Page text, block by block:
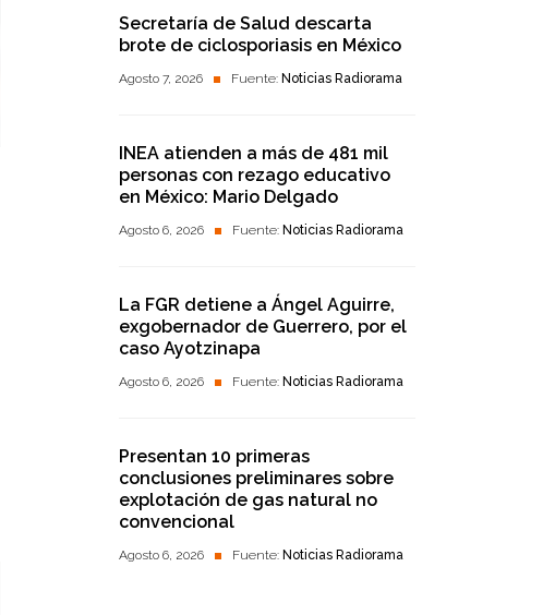
Secretaría de Salud descarta
brote de ciclosporiasis en México
Agosto 7, 2026 Fuente: Noticias Radiorama
INEA atienden a más de 481 mil
personas con rezago educativo
en México: Mario Delgado
Agosto 6, 2026 Fuente: Noticias Radiorama
La FGR detiene a Ángel Aguirre,
exgobernador de Guerrero, por el
caso Ayotzinapa
Agosto 6, 2026 Fuente: Noticias Radiorama
Presentan 10 primeras
conclusiones preliminares sobre
explotación de gas natural no
convencional
Agosto 6, 2026 Fuente: Noticias Radiorama